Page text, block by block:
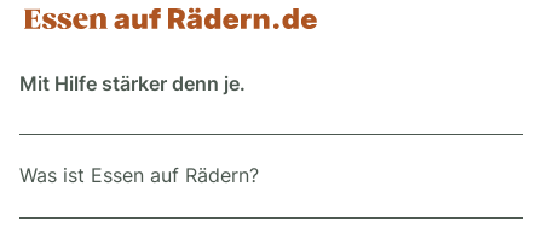
Mit Hilfe stärker denn je.
Was ist Essen auf Rädern?